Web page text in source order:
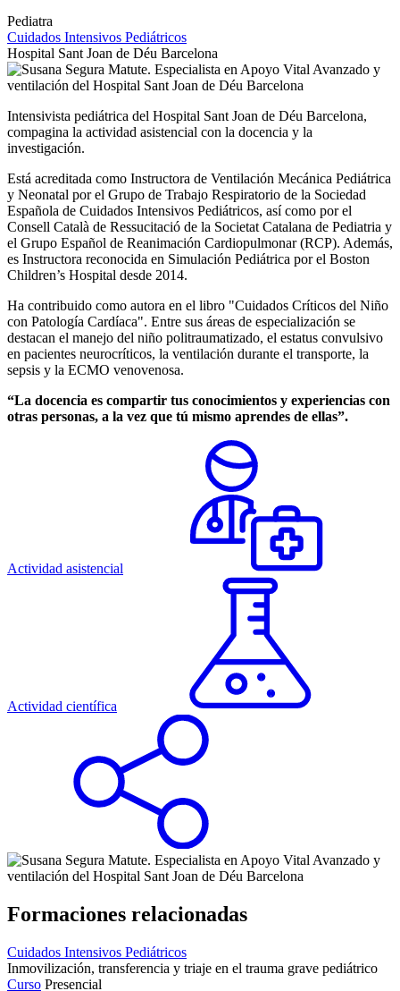
Pediatra
Cuidados Intensivos Pediátricos
Hospital Sant Joan de Déu Barcelona
Intensivista pediátrica del Hospital Sant Joan de Déu Barcelona,
compagina la actividad asistencial con la docencia y la
investigación.
Está acreditada como Instructora de Ventilación Mecánica Pediátrica
y Neonatal por el Grupo de Trabajo Respiratorio de la Sociedad
Española de Cuidados Intensivos Pediátricos, así como por el
Consell Català de Ressucitació de la Societat Catalana de Pediatria y
el Grupo Español de Reanimación Cardiopulmonar (RCP). Además,
es Instructora reconocida en Simulación Pediátrica por el Boston
Children’s Hospital desde 2014.
Ha contribuido como autora en el libro "Cuidados Críticos del Niño
con Patología Cardíaca". Entre sus áreas de especialización se
destacan el manejo del niño politraumatizado, el estatus convulsivo
en pacientes neurocríticos, la ventilación durante el transporte, la
sepsis y la ECMO venovenosa.
“La docencia es compartir tus conocimientos y experiencias con
otras personas, a la vez que tú mismo aprendes de ellas”.
Actividad asistencial
Actividad científica
Formaciones relacionadas
Cuidados Intensivos Pediátricos
Inmovilización, transferencia y triaje en el trauma grave pediátrico
Curso Presencial